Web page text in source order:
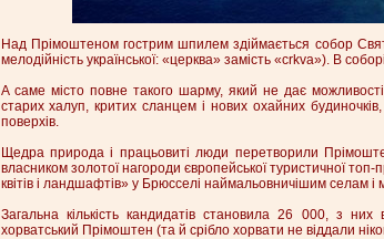
Над Прімоштеном гострим шпилем здіймається собор
мелодійність української: «церква» замість «crkva»). В
А саме місто повне такого шарму, який не дає
старих халуп, критих сланцем і нових охайних
поверхів.
Щедра природа і працьовиті люди перетворили
власником золотої нагороди європейської туристичної
квітів і ландшафтів» у Брюсселі наймальовничішим селам і
Загальна кількість кандидатів становила 26 000, з
хорватський Прімоштен (та й срібло хорвати не віддали